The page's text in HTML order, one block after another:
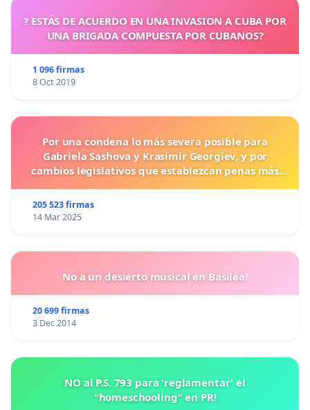
? ESTÁS DE ACUERDO EN UNA INVASION A CUBA POR
UNA BRIGADA COMPUESTA POR CUBANOS?
1 096 firmas
8 Oct 2019
Por una condena lo más severa posible para
Gabriela Sashova y Krasimir Georgiev, y por
cambios legislativos que establezcan penas más
205 523 firmas
14 Mar 2025
No a un desierto musical en Basilea!
20 699 firmas
3 Dec 2014
NO al P.S. 793 para 'reglamentar' el
"homeschooling" en PR!